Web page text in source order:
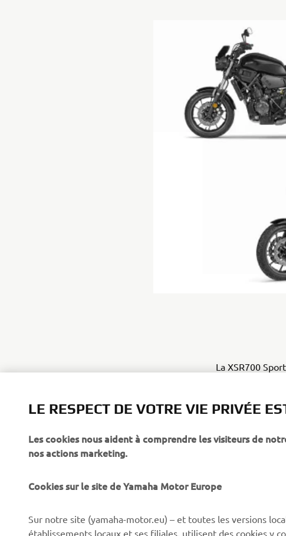
La XSR700
LE RESPECT DE VOTRE VIE PRIVÉE
Les cookies nous aident à comprendre les visiteurs de
nos actions marketing.
Cookies sur le site de Yamaha Motor Europe
Sur notre site (yamaha-motor.eu) – et toutes les versions
établissements locaux et ses filiales, utilisent des cookies y